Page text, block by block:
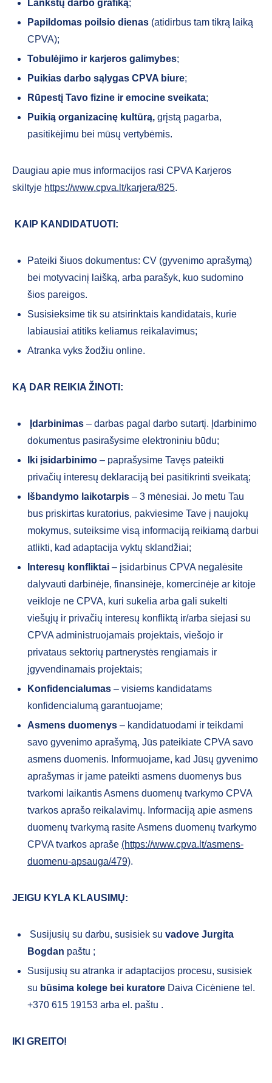
Lankstų darbo grafiką;
Papildomas poilsio dienas (atidirbus tam tikrą laiką
CPVA);
Tobulėjimo ir karjeros galimybes;
Puikias darbo sąlygas CPVA biure;
Rūpestį Tavo fizine ir emocine sveikata;
Puikią organizacinę kultūrą, grįstą pagarba,
pasitikėjimu bei mūsų vertybėmis.
Daugiau apie mus informacijos rasi CPVA Karjeros
skiltyje https://www.cpva.lt/karjera/825.
KAIP KANDIDATUOTI:
Pateiki šiuos dokumentus: CV (gyvenimo aprašymą)
bei motyvacinį laišką, arba parašyk, kuo sudomino
šios pareigos.
Susisieksime tik su atsirinktais kandidatais, kurie
labiausiai atitiks keliamus reikalavimus;
Atranka vyks žodžiu online.
KĄ DAR REIKIA ŽINOTI:
Įdarbinimas – darbas pagal darbo sutartį. Įdarbinimo
dokumentus pasirašysime elektroniniu būdu;
Iki įsidarbinimo – paprašysime Tavęs pateikti
privačių interesų deklaraciją bei pasitikrinti sveikatą;
Išbandymo laikotarpis – 3 mėnesiai. Jo metu Tau
bus priskirtas kuratorius, pakviesime Tave į naujokų
mokymus, suteiksime visą informaciją reikiamą darbui
atlikti, kad adaptacija vyktų sklandžiai;
Interesų konfliktai – įsidarbinus CPVA negalėsite
dalyvauti darbinėje, finansinėje, komercinėje ar kitoje
veikloje ne CPVA, kuri sukelia arba gali sukelti
viešųjų ir privačių interesų konfliktą ir/arba siejasi su
CPVA administruojamais projektais, viešojo ir
privataus sektorių partnerystės rengiamais ir
įgyvendinamais projektais;
Konfidencialumas – visiems kandidatams
konfidencialumą garantuojame;
Asmens duomenys – kandidatuodami ir teikdami
savo gyvenimo aprašymą, Jūs pateikiate CPVA savo
asmens duomenis. Informuojame, kad Jūsų gyvenimo
aprašymas ir jame pateikti asmens duomenys bus
tvarkomi laikantis Asmens duomenų tvarkymo CPVA
tvarkos aprašo reikalavimų. Informaciją apie asmens
duomenų tvarkymą rasite Asmens duomenų tvarkymo
CPVA tvarkos apraše (https://www.cpva.lt/asmens-
duomenu-apsauga/479).
JEIGU KYLA KLAUSIMŲ:
Susijusių su darbu, susisiek su vadove Jurgita
Bogdan paštu ;
Susijusių su atranka ir adaptacijos procesu, susisiek
su būsima kolege bei kuratore Daiva Cicėniene tel.
+370 615 19153 arba el. paštu .
IKI GREITO!